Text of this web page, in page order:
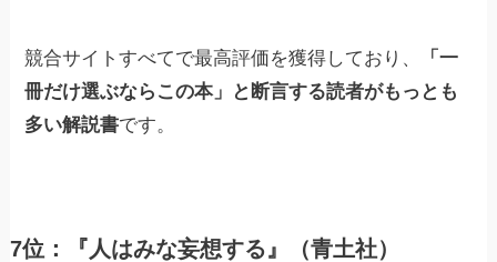
競合サイトすべてで最高評価を獲得しており、
「一
冊だけ選ぶならこの本」と断言する読者がもっとも
多い解説書です。
7位：『人はみな妄想する』（青土社）